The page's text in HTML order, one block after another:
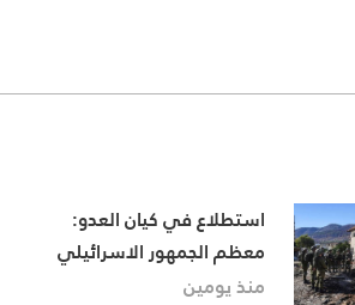
استطلاع في كيان العدو:
معظم الجمهور الاسرائيلي
يعتقد أن الوضع بالشمال لا
منذ يومين